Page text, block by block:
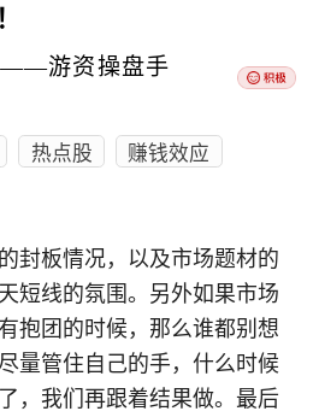
——游资操盘手
热点股
赚钱效应
封板情况，以及市场题材的
短线的氛围。另外如果市场
抱团的时候，那么谁都别想
量管住自己的手，什么时候
，我们再跟着结果做。最后